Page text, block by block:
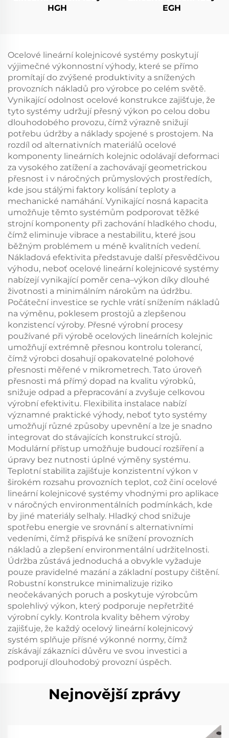
HGH
EGH
Ocelové lineární kolejnicové systémy poskytují
výjimečné výkonnostní výhody, které se přímo
promítají do zvýšené produktivity a snížených
provozních nákladů pro výrobce po celém světě.
Vynikající odolnost ocelové konstrukce zajišťuje, že
tyto systémy udržují přesný výkon po celou dobu
dlouhodobého provozu, čímž výrazně snižují
potřebu údržby a náklady spojené s prostojem. Na
rozdíl od alternativních materiálů ocelové
komponenty lineárních kolejnic odolávají deformaci
za vysokého zatížení a zachovávají geometrickou
přesnost i v náročných průmyslových prostředích,
kde jsou stálými faktory kolísání teploty a
mechanické namáhání. Vynikající nosná kapacita
umožňuje těmto systémům podporovat těžké
strojní komponenty při zachování hladkého chodu,
čímž eliminuje vibrace a nestabilitu, které jsou
běžným problémem u méně kvalitních vedení.
Nákladová efektivita představuje další přesvědčivou
výhodu, neboť ocelové lineární kolejnicové systémy
nabízejí vynikající poměr cena–výkon díky dlouhé
životnosti a minimálním nárokům na údržbu.
Počáteční investice se rychle vrátí snížením nákladů
na výměnu, poklesem prostojů a zlepšenou
konzistencí výroby. Přesné výrobní procesy
používané při výrobě ocelových lineárních kolejnic
umožňují extrémně přesnou kontrolu tolerancí,
čímž výrobci dosahují opakovatelné polohové
přesnosti měřené v mikrometrech. Tato úroveň
přesnosti má přímý dopad na kvalitu výrobků,
snižuje odpad a přepracování a zvyšuje celkovou
výrobní efektivitu. Flexibilita instalace nabízí
významné praktické výhody, neboť tyto systémy
umožňují různé způsoby upevnění a lze je snadno
integrovat do stávajících konstrukcí strojů.
Modulární přístup umožňuje budoucí rozšíření a
úpravy bez nutnosti úplné výměny systému.
Teplotní stabilita zajišťuje konzistentní výkon v
širokém rozsahu provozních teplot, což činí ocelové
lineární kolejnicové systémy vhodnými pro aplikace
v náročných environmentálních podmínkách, kde
by jiné materiály selhaly. Hladký chod snižuje
spotřebu energie ve srovnání s alternativními
vedeními, čímž přispívá ke snížení provozních
nákladů a zlepšení environmentální udržitelnosti.
Údržba zůstává jednoduchá a obvykle vyžaduje
pouze pravidelné mazání a základní postupy čištění.
Robustní konstrukce minimalizuje riziko
neočekávaných poruch a poskytuje výrobcům
spolehlivý výkon, který podporuje nepřetržité
výrobní cykly. Kontrola kvality během výroby
zajišťuje, že každý ocelový lineární kolejnicový
systém splňuje přísné výkonné normy, čímž
získávají zákazníci důvěru ve svou investici a
podporují dlouhodobý provozní úspěch.
Nejnovější zprávy